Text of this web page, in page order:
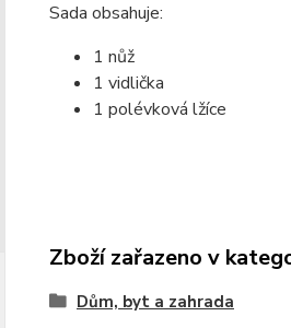
Sada obsahuje:
1 nůž
1 vidlička
1 polévková lžíce
Zboží zařazeno v
Dům, byt a zahrada